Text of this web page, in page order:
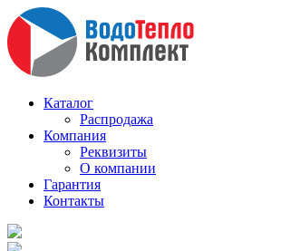
Каталог
Распродажа
Компания
Реквизиты
О компании
Гарантия
Контакты